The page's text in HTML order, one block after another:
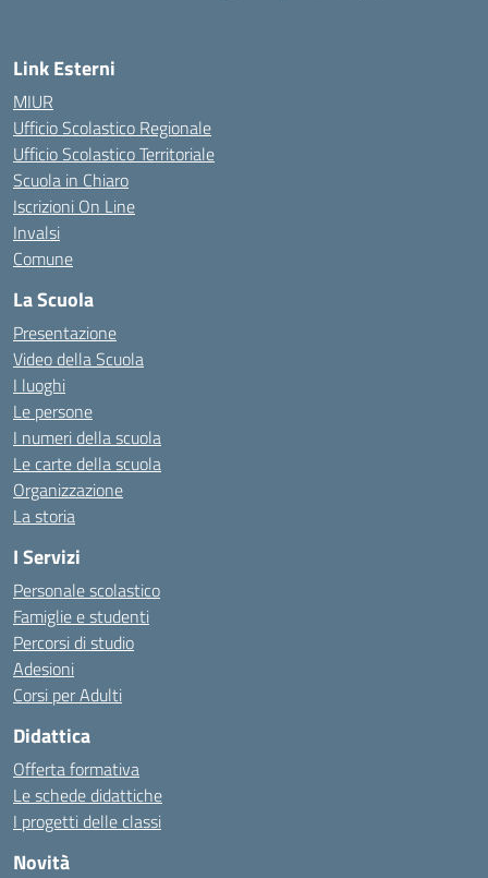
Link Esterni
MIUR
Ufficio Scolastico Regionale
Ufficio Scolastico Territoriale
Scuola in Chiaro
Iscrizioni On Line
Invalsi
Comune
La Scuola
Presentazione
Video della Scuola
I luoghi
Le persone
I numeri della scuola
Le carte della scuola
Organizzazione
La storia
I Servizi
Personale scolastico
Famiglie e studenti
Percorsi di studio
Adesioni
Corsi per Adulti
Didattica
Offerta formativa
Le schede didattiche
I progetti delle classi
Novità